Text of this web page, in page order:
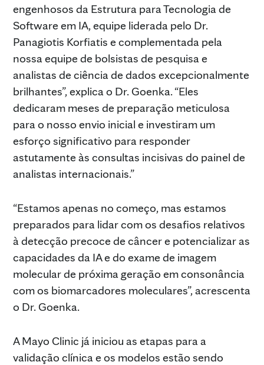
engenhosos da Estrutura para Tecnologia de
Software em IA, equipe liderada pelo Dr.
Panagiotis Korfiatis e complementada pela
nossa equipe de bolsistas de pesquisa e
analistas de ciência de dados excepcionalmente
brilhantes”, explica o Dr. Goenka. “Eles
dedicaram meses de preparação meticulosa
para o nosso envio inicial e investiram um
esforço significativo para responder
astutamente às consultas incisivas do painel de
analistas internacionais.”
“Estamos apenas no começo, mas estamos
preparados para lidar com os desafios relativos
à detecção precoce de câncer e potencializar as
capacidades da IA e do exame de imagem
molecular de próxima geração em consonância
com os biomarcadores moleculares”, acrescenta
o Dr. Goenka.
A Mayo Clinic já iniciou as etapas para a
validação clínica e os modelos estão sendo